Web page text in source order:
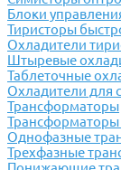
Блоки
Тиристоры
Охладители
Штыревые
Таблеточные
Охладители для
Трансформаторы
Трансформаторы
Однофазные
Трехфазные